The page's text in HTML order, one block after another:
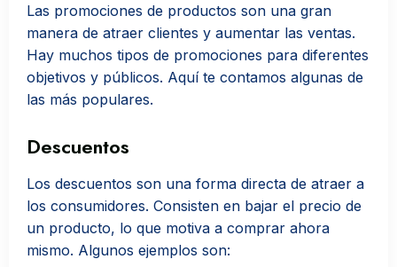
Las promociones de productos son una gran
manera de atraer clientes y aumentar las ventas.
Hay muchos tipos de promociones para diferentes
objetivos y públicos. Aquí te contamos algunas de
las más populares.
Descuentos
Los descuentos son una forma directa de atraer a
los consumidores. Consisten en bajar el precio de
un producto, lo que motiva a comprar ahora
mismo. Algunos ejemplos son: